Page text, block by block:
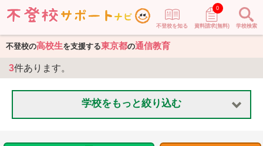
不登校を知る 資料請求(無料)
0
学校検索
不登校の高校生を支援する東京都の通信教育
3件あります。
学校をもっと絞り込む